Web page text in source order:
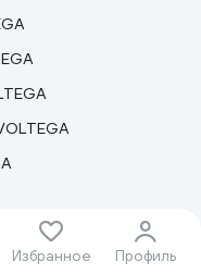
Избранное Профиль
VOLTEGA
VOLTEGA